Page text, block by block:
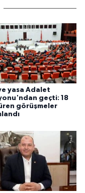
yasa Adalet
geçti: 18
görüşmeler